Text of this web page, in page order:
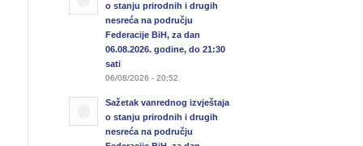
o stanju prirodnih i drugih
nesreća na području
Federacije BiH, za dan
06.08.2026. godine, do 21:30
sati
06/08/2026 - 20:52
Sažetak vanrednog izvještaja
o stanju prirodnih i drugih
nesreća na području